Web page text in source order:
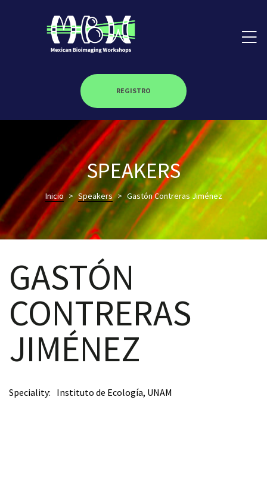
REGISTRO
SPEAKERS
Inicio > Speakers > Gastón Contreras Jiménez
GASTÓN
CONTRERAS
JIMÉNEZ
Speciality Instituto de Ecología, UNAM
–
óptica –
–